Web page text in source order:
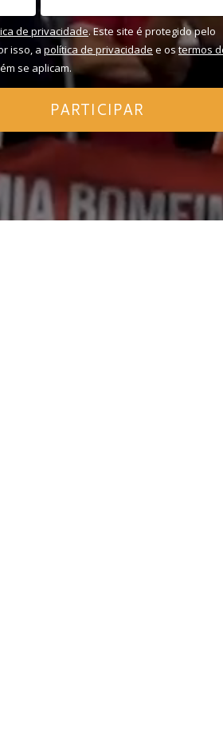
de privacidade. Este site é protegido pelo
isso, a política de privacidade e os termos
se aplicam.
PARTICIPAR